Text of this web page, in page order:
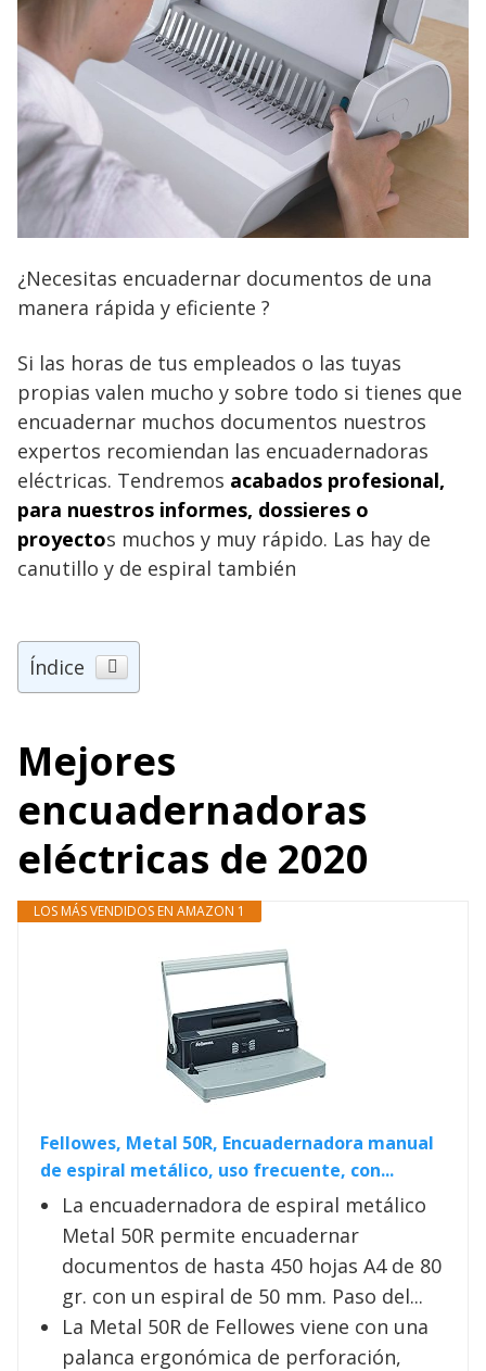
¿Necesitas encuadernar documentos de una
manera rápida y eficiente ?
Si las horas de tus empleados o las tuyas
propias valen mucho y sobre todo si tienes que
encuadernar muchos documentos nuestros
expertos recomiendan las encuadernadoras
eléctricas. Tendremos acabados profesional,
para nuestros informes, dossieres o
proyectos muchos y muy rápido. Las hay de
canutillo y de espiral también
Índice
Mejores
encuadernadoras
eléctricas de 2020
LOS MÁS VENDIDOS EN AMAZON 1
Fellowes, Metal 50R, Encuadernadora manual
de espiral metálico, uso frecuente, con...
La encuadernadora de espiral metálico
Metal 50R permite encuadernar
documentos de hasta 450 hojas A4 de 80
gr. con un espiral de 50 mm. Paso del...
La Metal 50R de Fellowes viene con una
palanca ergonómica de perforación,